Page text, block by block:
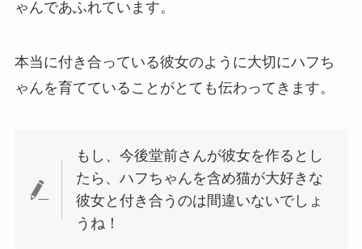
ゃんであふれています。
本当に付き合っている彼女のように大切にハフち
ゃんを育てていることがとても伝わってきます。
もし、今後堂前さんが彼女を作るとし
たら、ハフちゃんを含め猫が大好きな
彼女と付き合うのは間違いないでしょ
うね！